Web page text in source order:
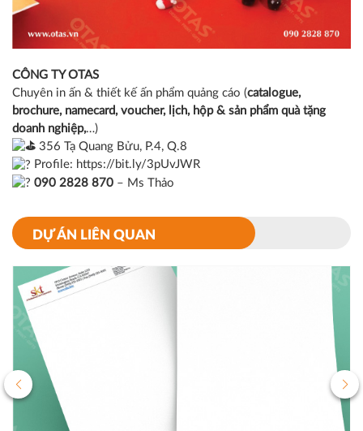
CÔNG TY OTAS
Chuyên in ấn & thiết kế ấn phẩm quảng cáo (catalogue,
brochure, namecard, voucher, lịch, hộp& sản phẩm quà tặng
doanh nghiệp,…)
356 Tạ Quang Bửu, P.4, Q.8
Profile: https://bit.ly/3pUvJWR
090 2828 870 – Ms Thảo
DỰ ÁN LIÊN QUAN